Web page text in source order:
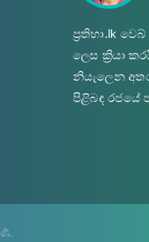
ප්‍ර‍තිභා.lk
ලෙස ක්‍රියා
නියැලෙන
පිළිබඳ රජයේ